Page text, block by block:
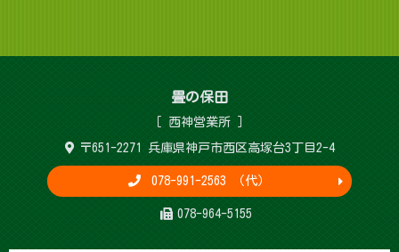
畳 の 保 田
［ 西神営 業 所 ］
〒651-2271 兵庫県神戸市西区高塚台3丁目2-4
078-991-2563 （代）
078-964-5155